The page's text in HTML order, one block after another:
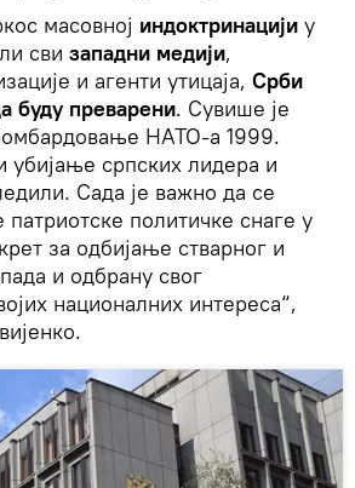
масовној индоктринацији у
сви западни медији,
и агенти утицаја, Срби
буду преварени. Сувише је
НАТО-а 1999.
убијање српских лидера и
Сада је важно да се
патриотске политичке снаге у
за одбијање стварног и
и одбрану свог
националних интереса“,